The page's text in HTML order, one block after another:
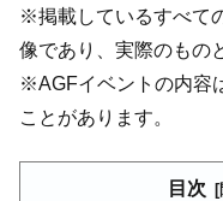
※掲載しているすべて
像であり、実際のもの
※AGFイベントの内容
ことがあります。
目次